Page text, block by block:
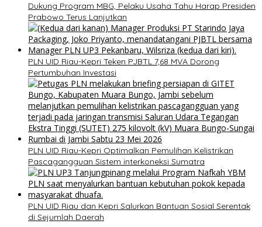
Dukung Program MBG, Pelaku Usaha Tahu Harap Presiden
Prabowo Terus Lanjutkan
PLN UID Riau-Kepri Teken PJBTL 7,68 MVA Dorong
Pertumbuhan Investasi
PLN UID Riau-Kepri Optimalkan Pemulihan Kelistrikan
Pascagangguan Sistem interkoneksi Sumatra
PLN UID Riau dan Kepri Salurkan Bantuan Sosial Serentak
di Sejumlah Daerah